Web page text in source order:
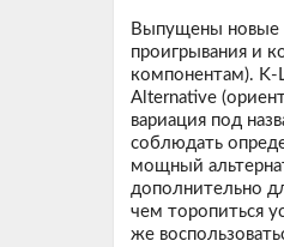
Выпущены новые
проигрывания и
компонентам). K-
Alternative
вариация под
соблюдать
мощный
дополнительно
чем торопиться
же